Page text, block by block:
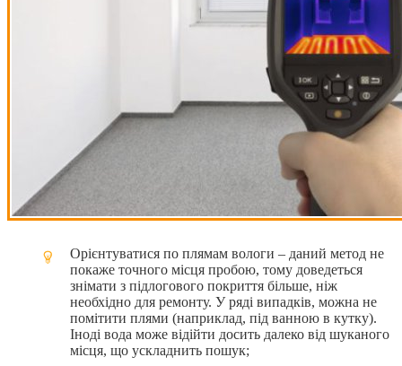
Орієнтуватися по плямам вологи – даний метод не
покаже точного місця пробою, тому доведеться
знімати з підлогового покриття більше, ніж
необхідно для ремонту. У ряді випадків, можна не
помітити плями (наприклад, під ванною в кутку).
Іноді вода може відійти досить далеко від шуканого
місця, що ускладнить пошук;